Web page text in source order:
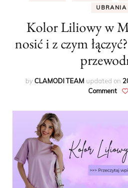
UBRANIA
Kolor Liliowy w
nosić i z czym
byCLAMODI TEAM updated on
Commenton
go
nosić
i